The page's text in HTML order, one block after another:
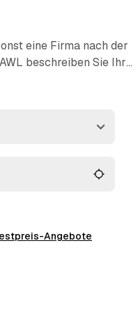
eine Firma nach der
beschreiben Sie Ihr
oder ganzes
entschieden haben.
Angebote